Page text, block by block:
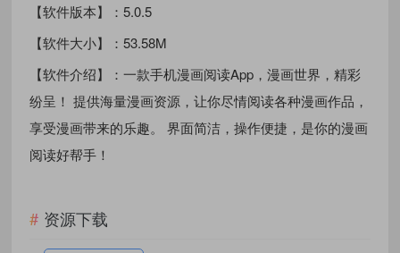
【软件版本】：5.0.5
【软件大小】：53.58M
【软件介绍】：一款手机漫画阅读App，漫画世界，精彩
纷呈！ 提供海量漫画资源，让你尽情阅读各种漫画作品，
享受漫画带来的乐趣。 界面简洁，操作便捷，是你的漫画
阅读好帮手！
资源下载